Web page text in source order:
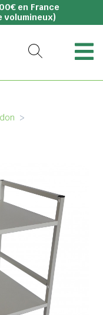
en France
volumineux)
>